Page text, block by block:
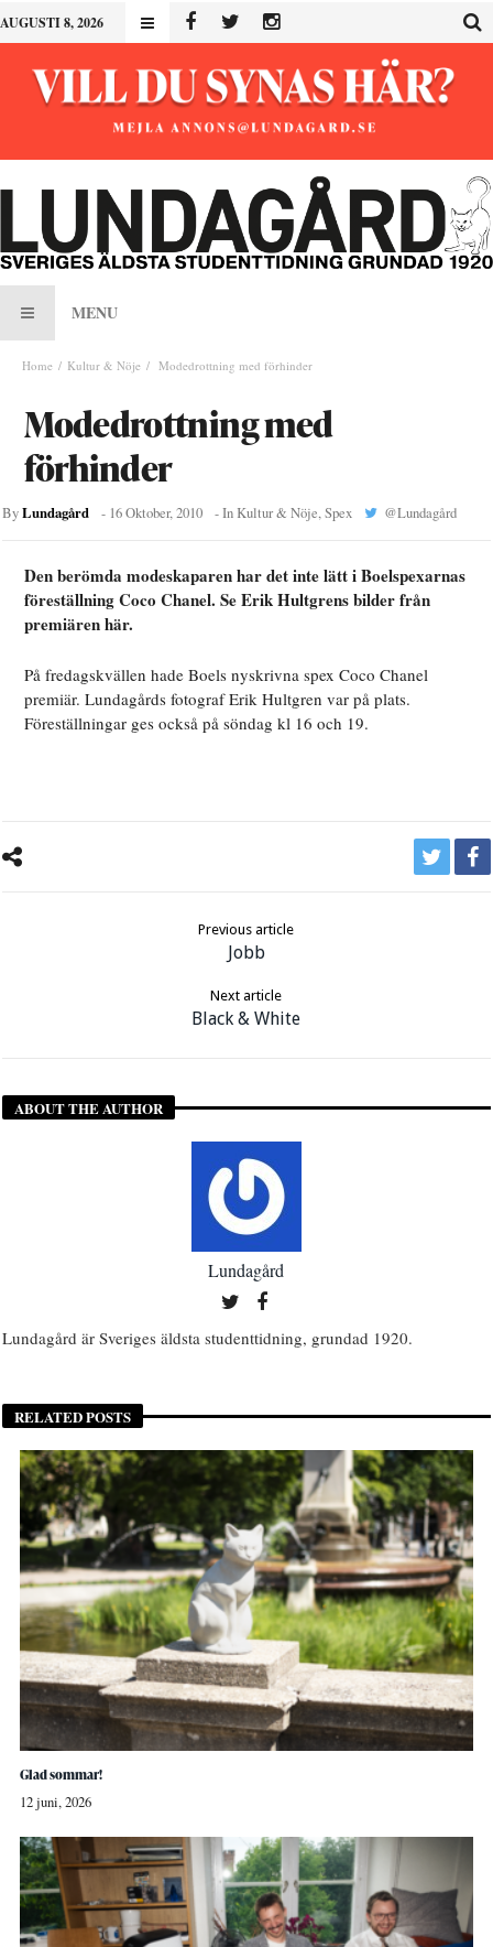
AUGUSTI 8, 2026
MENU
Home Kultur & Nöje Modedrottning med förhinder
Modedrottning med
förhinder
ByLundagård - 16 Oktober, 2010 - In Kultur & Nöje,Spex @Lundagård
Den berömda modeskaparen har det inte lätt i Boelspexarnas
föreställning Coco Chanel. Se Erik Hultgrens bilder från
premiären här.
På fredagskvällen hade Boels nyskrivna spex Coco Chanel
premiär. Lundagårds fotograf Erik Hultgren var på plats.
Föreställningar ges också på söndag kl 16 och 19.
Previous article
Jobb
Next article
Black & White
ABOUT THE AUTHOR
Lundagård
Lundagård är Sveriges äldsta studenttidning, grundad 1920.
RELATED POSTS
Glad sommar!
12 juni, 2026